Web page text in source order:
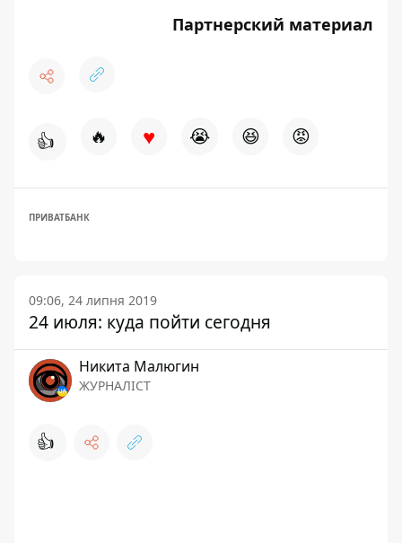
Партнерский материал
👍 🔥 ♥ 😭 😆 😡
ПРИВАТБАНК
09:06, 24 липня 2019
24 июля: куда пойти сегодня
Никита Малюгин
ЖУРНАЛІСТ
👍